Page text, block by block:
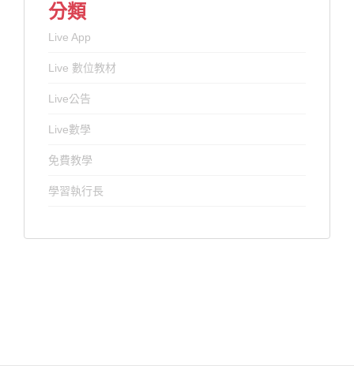
分類
Live App
Live 數位教材
Live公告
Live數學
免費教學
學習執行長